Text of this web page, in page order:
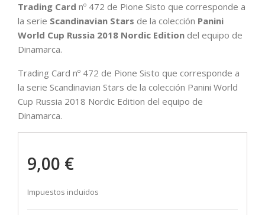
Trading Card nº 472 de Pione Sisto que corresponde a
la serie Scandinavian Stars de la colección Panini
World Cup Russia 2018 Nordic Edition del equipo de
Dinamarca.
Trading Card nº 472 de Pione Sisto que corresponde a
la serie Scandinavian Stars de la colección Panini World
Cup Russia 2018 Nordic Edition del equipo de
Dinamarca.
9,00 €
Impuestos incluidos